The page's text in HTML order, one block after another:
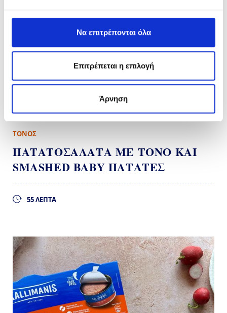
ΤΟΝΟΣ
ΠΑΤΑΤΟΣΑΛΑΤΑ ΜΕ ΤΟΝΟ ΚΑΙ
SMASHED BABY ΠΑΤΑΤΕΣ
55 ΛΕΠΤΑ